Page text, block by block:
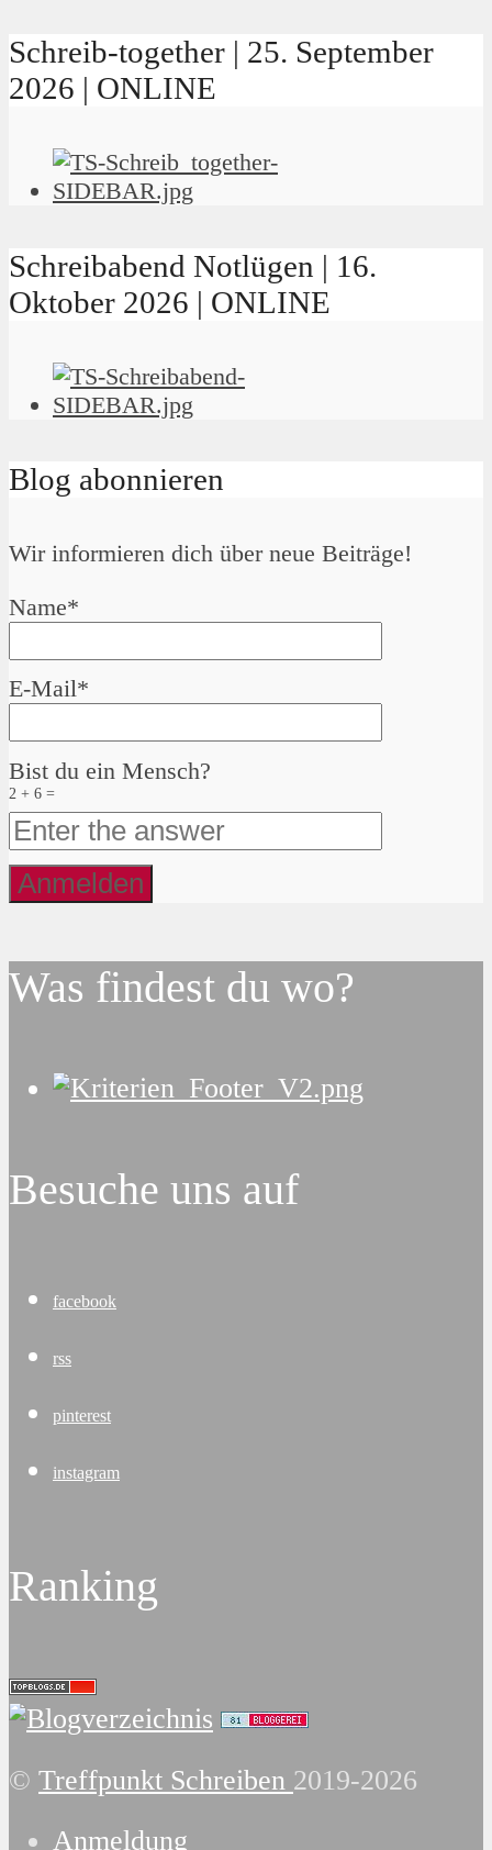
Schreib-together | 25. September
2026 | ONLINE
Schreibabend Notlügen | 16.
Oktober 2026 | ONLINE
Blog abonnieren
Wir informieren dich über neue Beiträge!
Name*
E-Mail*
Bist du ein Mensch?
2 + 6 =
Was findest du wo?
Besuche uns auf
facebook
rss
pinterest
instagram
Ranking
© Treffpunkt Schreiben 2019-2026
Anmeldung